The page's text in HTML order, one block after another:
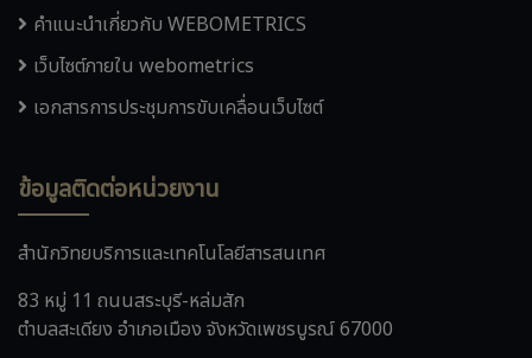
คำแนะนำเกี่ยวกับ WEBOMETRICS
เว็บไซต์ภายใน webometrics
เอกสารการประชุมการขับเคลื่อนเว็บไซต์
ข้อมูลติดต่อหน่วยงาน
สำนักวิทยบริการและเทคโนโลยีสารสนเทศ
83 หมู่ 11 ถนนสระบุรี-หล่มสัก
ตำบลสะเดียง อำเภอเมือง จังหวัดเพชรบูรณ์ 67000